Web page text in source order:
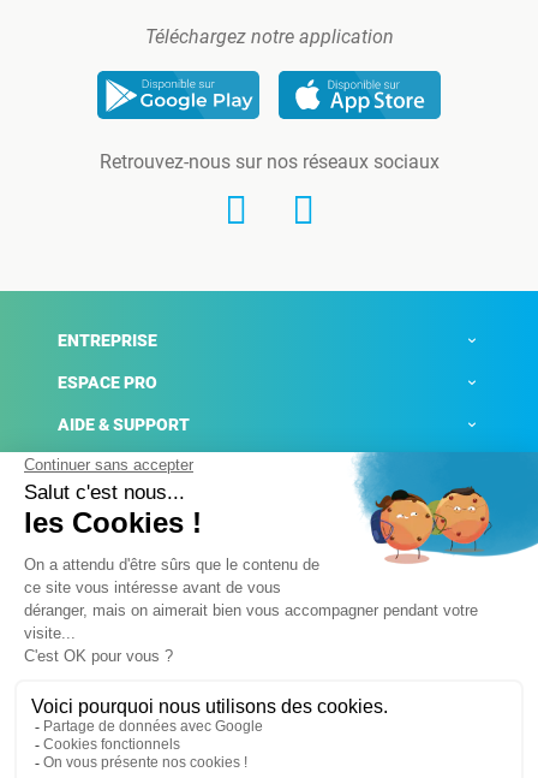
Téléchargez notre application
Retrouvez-nous sur nos réseaux sociaux
ENTREPRISE
ESPACE PRO
AIDE & SUPPORT
ACTUALITÉS
Mentions légales
Conditions générales de ventes
Plateforme de signalement